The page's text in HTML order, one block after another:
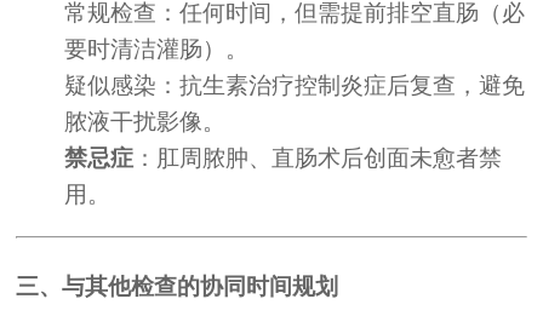
常规检查：任何时间，但需提前排空直肠（必
要时清洁灌肠）。
疑似感染：抗生素治疗控制炎症后复查，避免
脓液干扰影像。
禁忌症 ：肛周脓肿、直肠术后创面未愈者禁
用。
三、与其他检查的协同时间规划